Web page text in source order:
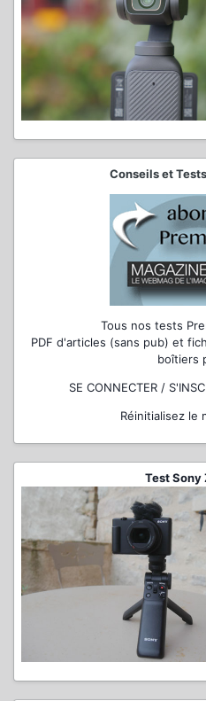
Conseils et
Tous nos tests
PDF d'articles (sans pub) et
boîtiers
SE CONNECTER /
Réinitialisez le
Test Sony